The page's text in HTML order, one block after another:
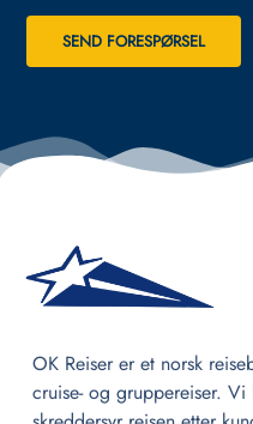
SEND FORESPØRSEL
OK Reiser er et norsk
cruise- og gruppereiser.